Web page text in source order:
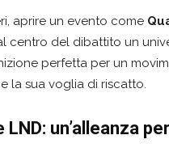
aprire un evento come
centro del dibattito un
perfetta per un
la sua voglia di riscatto.
LND: un’alleanza